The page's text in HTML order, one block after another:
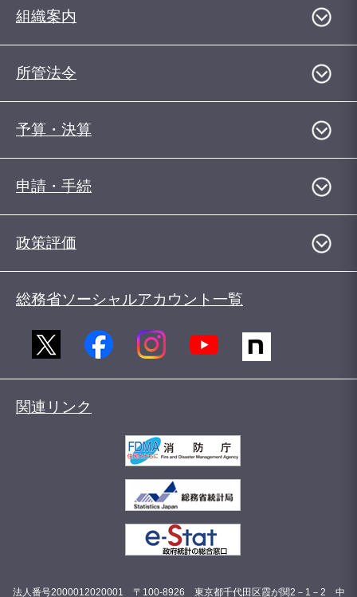
組織案内
所管法令
予算・決算
申請・手続
政策評価
総務省ソーシャルアカウント一覧
関連リンク
法人番号2000012020001 〒100-8926 東京都千代田区霞が関2－1－2 中